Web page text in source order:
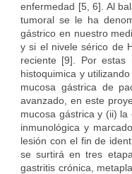
enfermedad [5, 6]. Al
tumoral se le ha
gástrico en nuestro
y si el nivele sérico de
reciente [9]. Por estas
histoquimica y
mucosa gástrica de
avanzado, en este
mucosa gástrica y (ii)
inmunológica y
lesión con el fin de
se surtirá en tres
gastritis crónica,